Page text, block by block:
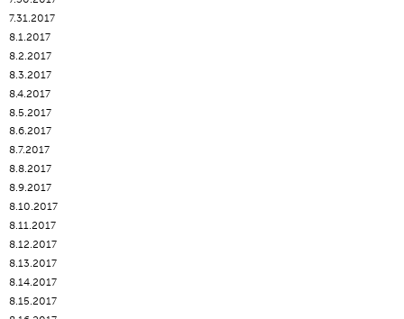
7.31.2017
8.1.2017
8.2.2017
8.3.2017
8.4.2017
8.5.2017
8.6.2017
8.7.2017
8.8.2017
8.9.2017
8.10.2017
8.11.2017
8.12.2017
8.13.2017
8.14.2017
8.15.2017